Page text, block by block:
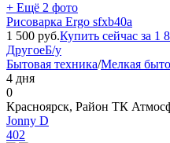
+ Ещё 2 фото
Рисоварка Ergo sfxb40a
1 500 руб.Купить сейчас за 1
ДругоеБ/у
Бытовая техника/Мелкая
4 дня
0
Красноярск, Район ТК
Jonny D
402